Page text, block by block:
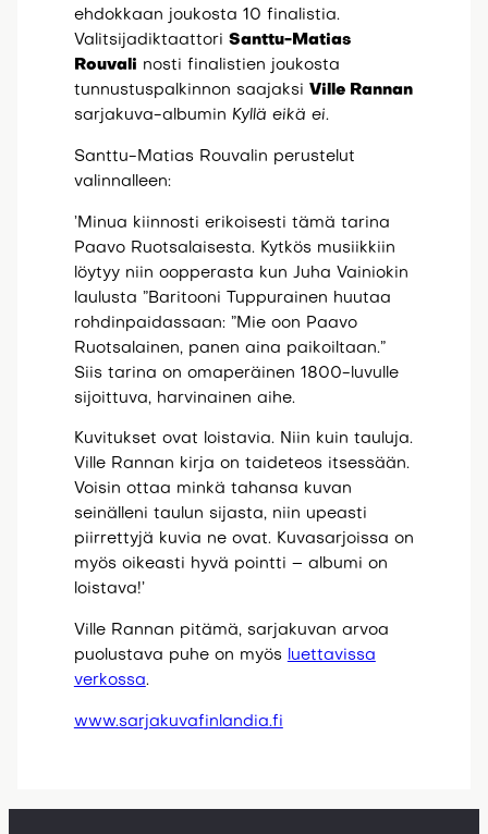
ehdokkaan joukosta 10 finalistia.
Valitsijadiktaattori Santtu-Matias
Rouvali nosti finalistien joukosta
tunnustuspalkinnon saajaksi Ville Rannan
sarjakuva-albumin Kyllä eikä ei.
Santtu-Matias Rouvalin perustelut
valinnalleen:
’Minua kiinnosti erikoisesti tämä tarina
Paavo Ruotsalaisesta. Kytkös musiikkiin
löytyy niin oopperasta kun Juha Vainiokin
laulusta ”Baritooni Tuppurainen huutaa
rohdinpaidassaan: ”Mie oon Paavo
Ruotsalainen, panen aina paikoiltaan.”
Siis tarina on omaperäinen 1800-luvulle
sijoittuva, harvinainen aihe.
Kuvitukset ovat loistavia. Niin kuin tauluja.
Ville Rannan kirja on taideteos itsessään.
Voisin ottaa minkä tahansa kuvan
seinälleni taulun sijasta, niin upeasti
piirrettyjä kuvia ne ovat. Kuvasarjoissa on
myös oikeasti hyvä pointti – albumi on
loistava!’
Ville Rannan pitämä, sarjakuvan arvoa
puolustava puhe on myös luettavissa
verkossa.
www.sarjakuvafinlandia.fi